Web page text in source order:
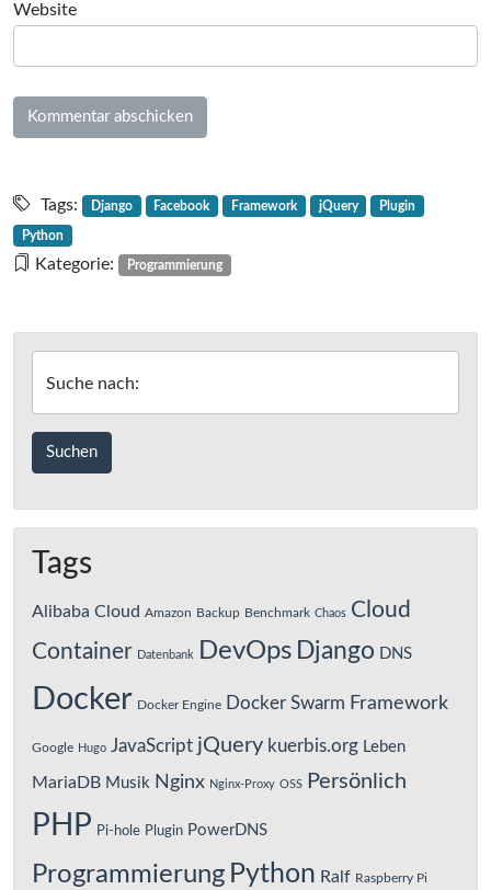
Website
Tags: Django Facebook Framework jQuery Plugin
Python
Kategorie: Programmierung
Suche nach:
Tags
Alibaba Cloud Amazon Backup Benchmark Chaos Cloud
Container Datenbank DevOps Django DNS
Docker Docker Engine Docker Swarm Framework
Google Hugo JavaScript jQuery kuerbis.org Leben
MariaDB Musik Nginx Nginx-Proxy OSS Persönlich
PHP Pi-hole Plugin PowerDNS
Programmierung Python Ralf Raspberry Pi